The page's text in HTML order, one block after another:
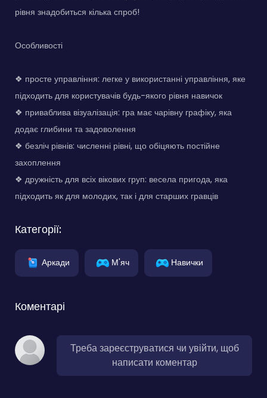
рівня знадобиться кілька спроб!
Особливості
❖ просте управління: легке у використанні управління, яке
підходить для користувачів будь-якого рівня навичок
❖ приваблива візуалізація: гра має чарівну графіку, яка
додає глибини та задоволення
❖ безліч рівнів: численні рівні, що обіцяють постійне
захоплення
❖ дружність для всіх вікових груп: весела пригода, яка
підходить як для молодих, так і для старших гравців
Категорії:
Аркади М'яч Навички
Коментарі
Треба зареєструватися чи увійти, щоб
написати коментар